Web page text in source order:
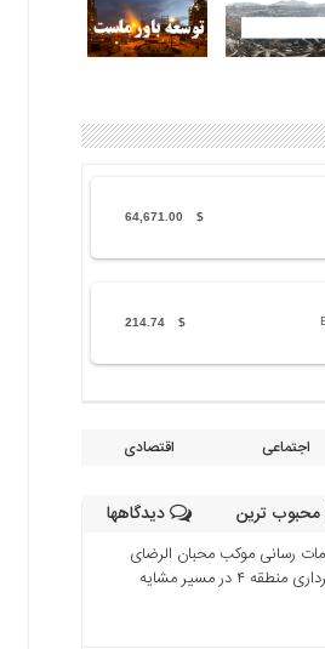
$
64,671.00
$
214.74
اجتماعی اقتصادی
محبوب ترین دیدگاهها
رسانی موکب محبان الرضای
منطقه ۴ در مسیر مشایه